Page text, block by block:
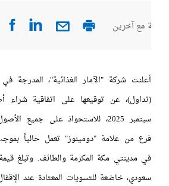
مع آخرين
أعلنت شركة "الآمار الغذائية"، المدرجة
فرع من علامة "دومينوز" تعمل حالياً
سعودي، خاضعة للتسويات المعتادة عند